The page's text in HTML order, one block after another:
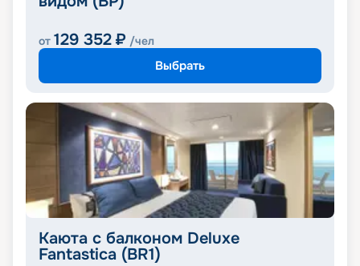
от 129 352 ₽ /чел
Выбрать
Каюта с балконом Deluxe
Fantastica (BR1)